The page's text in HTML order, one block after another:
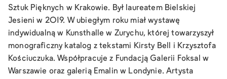
Sztuk Pięknych w Krakowie. Był laureatem Bielskiej
Jesieni w 2019. W ubiegłym roku miał wystawę
indywidualną w Kunsthalle w Zurychu, której towarzyszył
monograficzny katalog z tekstami Kirsty Bell i Krzysztofa
Kościuczuka. Współpracuje z Fundacją Galerii Foksal w
Warszawie oraz galerią Emalin w Londynie. Artysta